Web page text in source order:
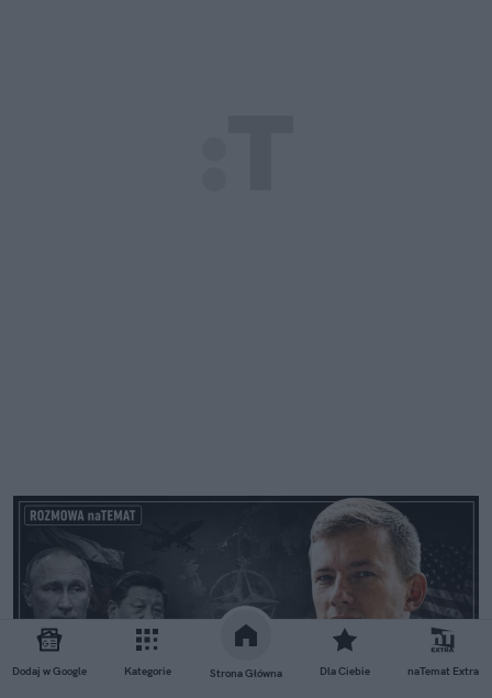
Dodaj w Google Kategorie Strona Główna Dla Ciebie naTemat Extra